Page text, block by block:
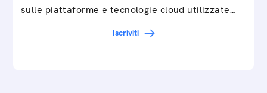
sulle piattaforme e tecnologie cloud utilizzate
Iscriviti